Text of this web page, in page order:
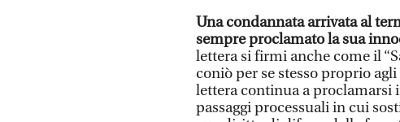
Una condannata arrivata al
sempre proclamato la sua
lettera si firmi anche come il
coniò per se stesso proprio
lettera continua a proclamarsi
passaggi processuali in cui